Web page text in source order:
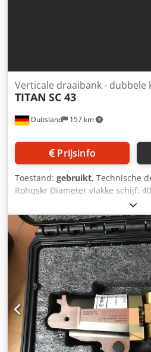
Duitsland 157 km
Verticale draaibank - dubbele
TITAN SC 43
Prijsinfo
Toestand: gebruikt, Technische
Rohqskr Diameter vlakke schijf:
draaischijf: 4300 mm Draaihoogte:
Toerentalbereik vlakke schijf: 1 -
18 ton Aanzet: 1 - 4000 mm/min
kW Totaal benodigd vermogen:
64 ton Benodigde ruimte ca.: 90
SIEMENS 840 D met 2 verticale
Gereedschapshouder